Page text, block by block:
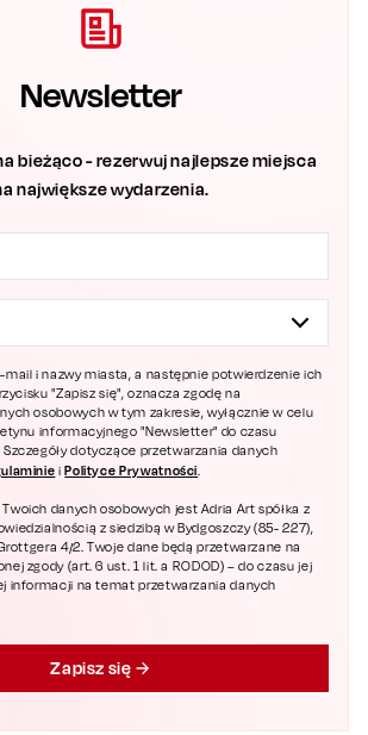
Newsletter
bieżąco - rezerwuj najlepsze miejsca
największe wydarzenia.
mail i nazwy miasta, a następnie potwierdzenie ich
"Zapisz się", oznacza zgodę na
osobowych w tym zakresie, wyłącznie w celu
informacyjnego "Newsletter" do czasu
dotyczące przetwarzania danych
i Polityce Prywatności.
danych osobowych jest Adria Art spółka z
z siedzibą w Bydgoszczy (85- 227),
4/2. Twoje dane będą przetwarzane na
zgody (art. 6 ust. 1 lit. a RODOD) – do czasu jej
informacji na temat przetwarzania danych
Zapisz się